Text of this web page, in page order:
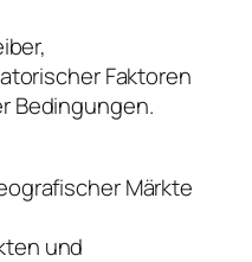
Faktoren
Bedingungen.
Märkte
und